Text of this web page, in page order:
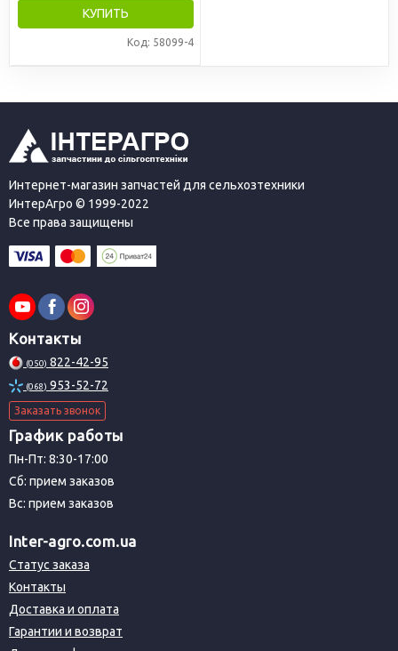
КУПИТЬ
Код: 58099-4
Интернет-магазин запчастей для сельхозтехники
ИнтерАгро © 1999-2022
Все права защищены
Контакты
(050) 822-42-95
(068) 953-52-72
Заказать звонок
График работы
Пн-Пт: 8:30-17:00
Сб: прием заказов
Вс: прием заказов
Inter-agro.com.ua
Статус заказа
Контакты
Доставка и оплата
Гарантии и возврат